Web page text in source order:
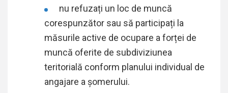
nu refuzați un loc de muncă
corespunzător sau să participați la
măsurile active de ocupare a forței de
muncă oferite de subdiviziunea
teritorială conform planului individual de
angajare a șomerului.